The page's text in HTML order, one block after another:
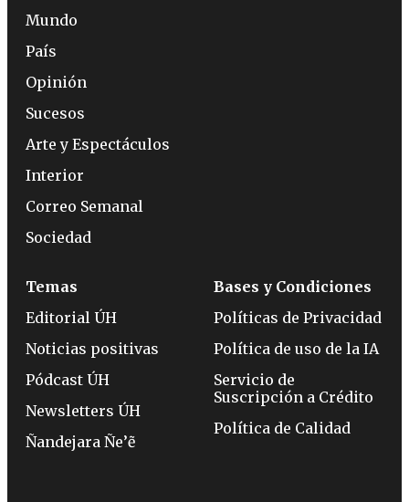
Mundo
País
Opinión
Sucesos
Arte y Espectáculos
Interior
Correo Semanal
Sociedad
Temas
Editorial ÚH
Noticias positivas
Pódcast ÚH
Newsletters ÚH
Ñandejara Ñe’ẽ
Bases y Condiciones
Políticas de Privacidad
Política de uso de la IA
Servicio de
Suscripción a Crédito
Política de Calidad